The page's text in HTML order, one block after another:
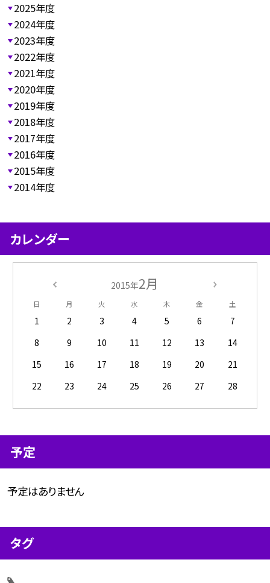
2025年度
2024年度
2023年度
2022年度
2021年度
2020年度
2019年度
2018年度
2017年度
2016年度
2015年度
2014年度
カレンダー
2015年2月
日 月 火 水 木 金 土
1 2 3 4 5 6
7
8
9 10 11 12 13
14
15
16 17 18 19 20
21
22
23 24 25 26 27 28
予定
予定はありません
タグ